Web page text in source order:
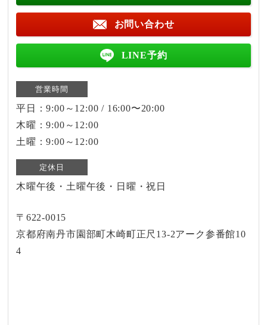
お問い合わせ
LINE予約
営業時間
平日：9:00～12:00 / 16:00〜20:00
木曜：9:00～12:00
土曜：9:00～12:00
定休日
木曜午後・土曜午後・日曜・祝日
〒622-0015
京都府南丹市園部町木崎町正尺13-2アーク参番館10
4